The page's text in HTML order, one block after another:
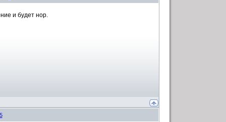
и будет нор.
5